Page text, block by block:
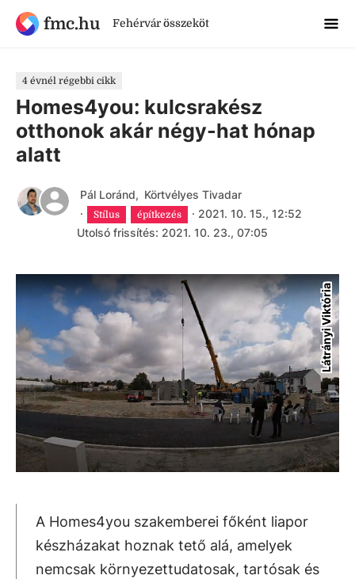
fmc.hu Fehérvár összeköt
4 évnél régebbi cikk
Homes4you: kulcsrakész
otthonok akár négy-hat hónap
alatt
Pál Loránd, Körtvélyes Tivadar
·
Stílus építkezés · 2021. 10. 15., 12:52
Utolsó frissítés: 2021. 10. 23., 07:05
Látrányi Viktória
A Homes4you szakemberei főként liapor
készházakat hoznak tető alá, amelyek
nemcsak környezettudatosak, tartósak és